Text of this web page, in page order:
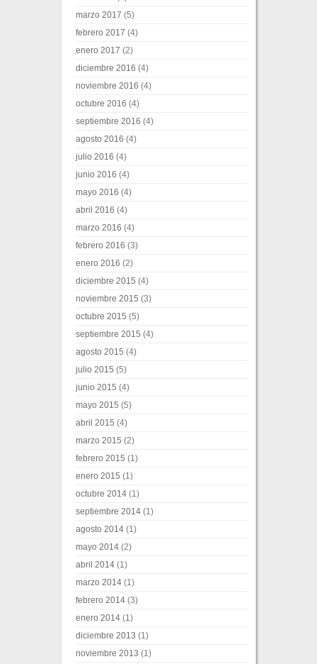
marzo 2017 (5)
febrero 2017 (4)
enero 2017 (2)
diciembre 2016 (4)
noviembre 2016 (4)
octubre 2016 (4)
septiembre 2016 (4)
agosto 2016 (4)
julio 2016 (4)
junio 2016 (4)
mayo 2016 (4)
abril 2016 (4)
marzo 2016 (4)
febrero 2016 (3)
enero 2016 (2)
diciembre 2015 (4)
noviembre 2015 (3)
octubre 2015 (5)
septiembre 2015 (4)
agosto 2015 (4)
julio 2015 (5)
junio 2015 (4)
mayo 2015 (5)
abril 2015 (4)
marzo 2015 (2)
febrero 2015 (1)
enero 2015 (1)
octubre 2014 (1)
septiembre 2014 (1)
agosto 2014 (1)
mayo 2014 (2)
abril 2014 (1)
marzo 2014 (1)
febrero 2014 (3)
enero 2014 (1)
diciembre 2013 (1)
noviembre 2013 (1)